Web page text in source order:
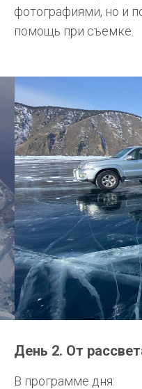
фотографиями, но и
помощь при съемке.
День 2. От
В программе дня: